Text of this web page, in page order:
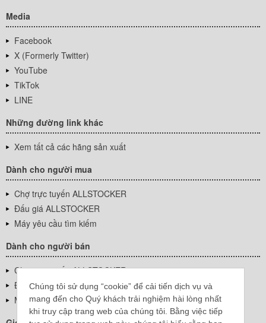
Chúng tôi sử dụng “cookie” để cải tiến dịch vụ và
mang đến cho Quý khách trải nghiệm hài lòng nhất
khi truy cập trang web của chúng tôi. Bằng việc tiếp
Media
Facebook
X (Formerly Twitter)
YouTube
TikTok
LINE
Những đường link khác
Xem tất cả các hãng sản xuất
Dành cho người mua
Chợ trực tuyến ALLSTOCKER
Đấu giá ALLSTOCKER
Máy yêu cầu tìm kiếm
Dành cho người bán
Chợ trực tuyến ALLSTOCKER
Đấu giá ALLSTOCKER
Máy yêu cầu tìm kiếm